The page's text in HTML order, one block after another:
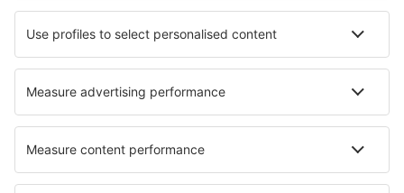
Hoteluri în Plymouth Meeting Hoteluri în Diezma
Cele mai bune hoteluri - regiuni
Hoteluri in Brandenburg Lake Plateau Hoteluri in Black Forest
Hoteluri in Saxonia Inferioară